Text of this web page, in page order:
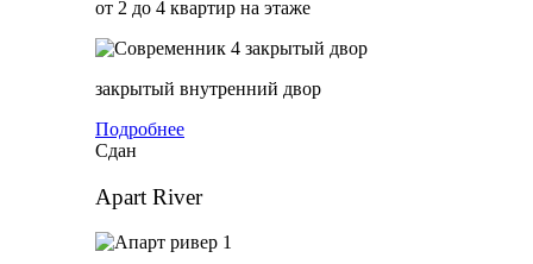
от 2 до 4 квартир на этаже
закрытый внутренний двор
Подробнее
Сдан
Apart River